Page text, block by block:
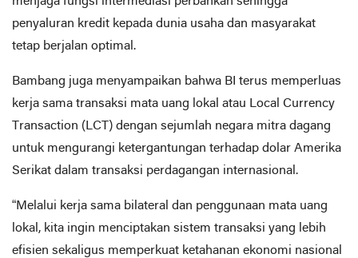
penyaluran kredit kepada dunia usaha dan masyarakat
tetap berjalan optimal.
Bambang juga menyampaikan bahwa BI terus memperluas
kerja sama transaksi mata uang lokal atau Local Currency
Transaction (LCT) dengan sejumlah negara mitra dagang
untuk mengurangi ketergantungan terhadap dolar Amerika
Serikat dalam transaksi perdagangan internasional.
“Melalui kerja sama bilateral dan penggunaan mata uang
lokal, kita ingin menciptakan sistem transaksi yang lebih
efisien sekaligus memperkuat ketahanan ekonomi nasional